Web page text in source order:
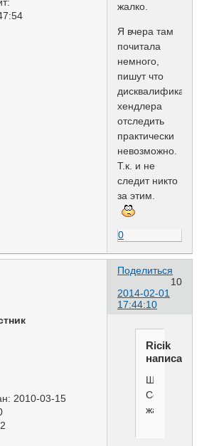
жалко.
Я вчера там
почитала
немного,
пишут что
дисквалификацию
хендлера
отследить
практически
невозможно.
Т.к. и не
следит никто
за этим.
0
Поделиться
10
2014-02-01
17:44:10
: 2010-03-15
Ricik
написал(а):
Шок..
Собак
жалко.